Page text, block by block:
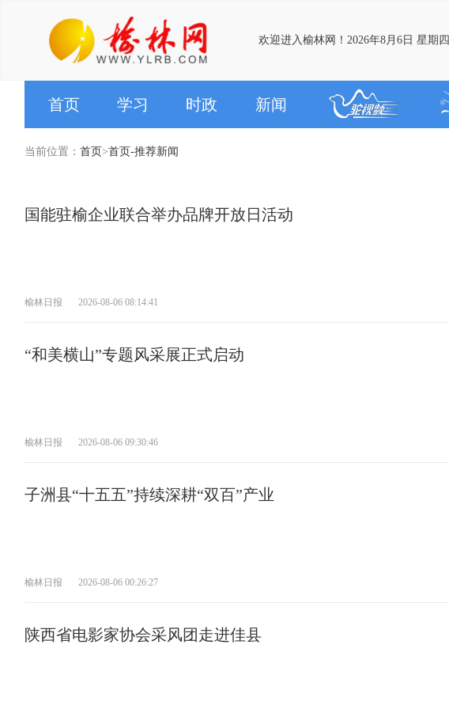
欢迎进入榆林网！2026年8月6日 星期四
首页 学习 时政 新闻
当前位置： 首页>首页-推荐新闻
国能驻榆企业联合举办品牌开放日活动
榆林日报 2026-08-06 08:14:41
“和美横山”专题风采展正式启动
榆林日报 2026-08-06 09:30:46
子洲县“十五五”持续深耕“双百”产业
榆林日报 2026-08-06 00:26:27
陕西省电影家协会采风团走进佳县